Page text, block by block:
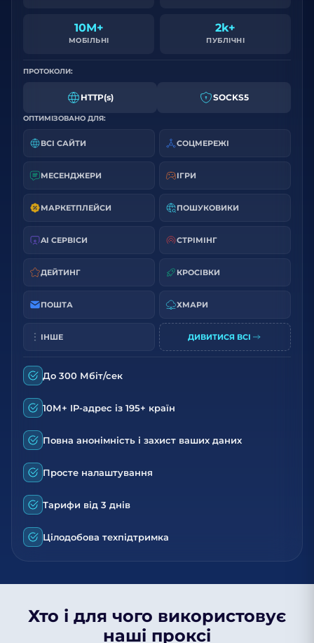
10M+
МОБІЛЬНІ
2k+
ПУБЛІЧНІ
ПРОТОКОЛИ:
HTTP(s) SOCKS5
ОПТИМІЗОВАНО ДЛЯ:
ВСІ САЙТИ СОЦМЕРЕЖІ
МЕСЕНДЖЕРИ ІГРИ
МАРКЕТПЛЕЙСИ ПОШУКОВИКИ
AI СЕРВІСИ СТРІМІНГ
ДЕЙТИНГ КРОСІВКИ
ПОШТА ХМАРИ
ІНШЕ ДИВИТИСЯ ВСІ
До 300 Мбіт/сек
10М+ IP-адрес із 195+ країн
Повна анонімність і захист ваших даних
Просте налаштування
Тарифи від 3 днів
Цілодобова техпідтримка
Хто і для чого використовує
наші проксі